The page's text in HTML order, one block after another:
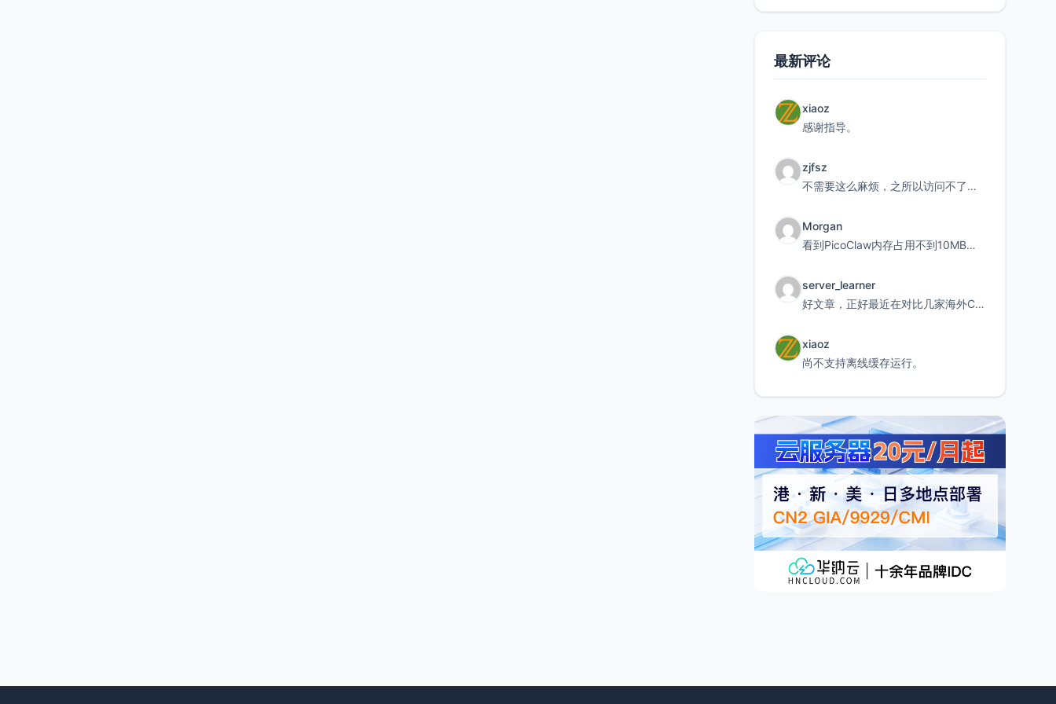
最新评论
xiaoz
感谢指导。
zjfsz
不需要这么麻烦，之所以访问不了，是由于非对称路由的问题，在爱快主路由添加一条静态路由192.168.
Morgan
看到PicoClaw内存占用不到10MB这个数据真的很惊喜，确实很适合我这种想用旧设备折腾AI的小白
server_learner
好文章，正好最近在对比几家海外CDN。文中提到CF免费版不支持自定义回源端口和HOST这个痛点太真实
xiaoz
尚不支持离线缓存运行。